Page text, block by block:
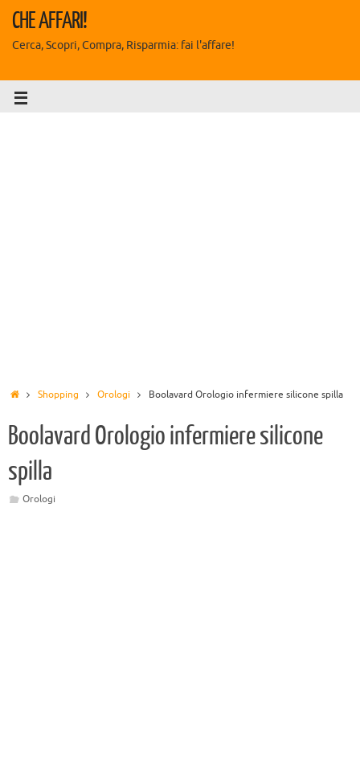
CHE AFFARI!
Cerca, Scopri, Compra, Risparmia: fai l'affare!
Shopping Orologi Boolavard Orologio infermiere silicone spilla
Boolavard Orologio infermiere silicone
spilla
Orologi